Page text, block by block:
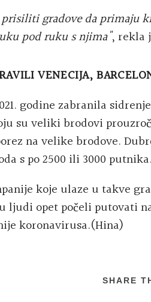
prisiliti gradove da primaju
pod ruku s njima", rekla
VENECIJA,
godine zabranila
su veliki brodovi
na velike brodove.
s po 2500 ili 3000 putnika.
koje ulaze u takve
ljudi opet počeli putovati
koronavirusa.(Hina)
SHARE